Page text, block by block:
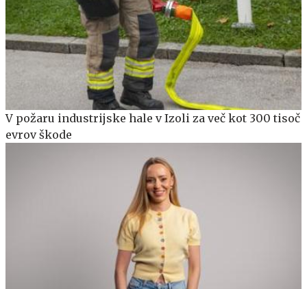
V požaru industrijske hale v Izoli za več kot 300 tisoč
evrov škode